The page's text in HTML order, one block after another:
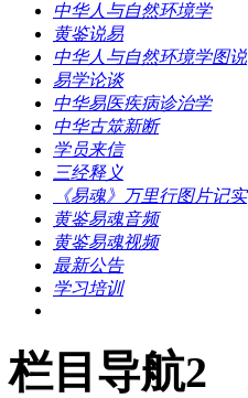
中华人与自然环境学
黄鉴说易
中华人与自然环境学图说
易学论谈
中华易医疾病诊治学
中华古筮新断
学员来信
三经释义
《易魂》万里行图片记实
黄鉴易魂音频
黄鉴易魂视频
最新公告
学习培训
栏目导航2